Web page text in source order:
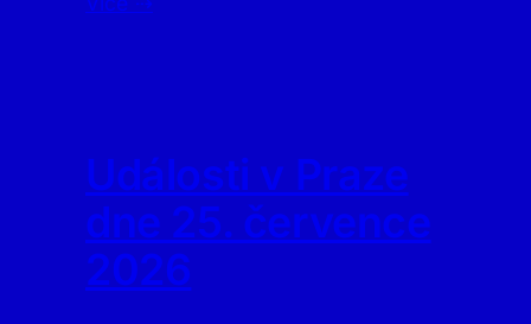
Události v Praze
dne 25. července
2026